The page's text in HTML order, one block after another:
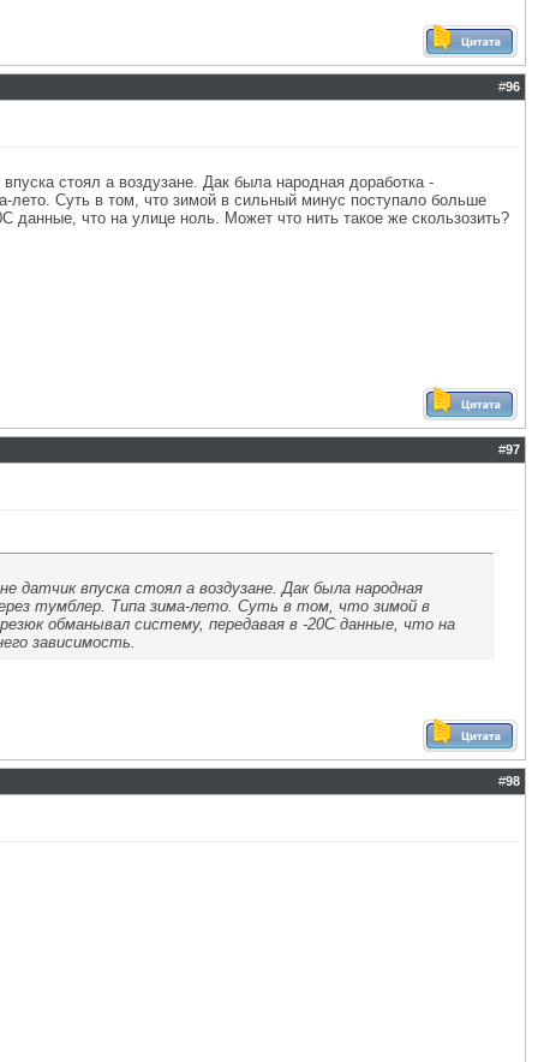
#96
стоял а воздузане. Дак была народная доработка -
лето. Суть в том, что зимой в сильный минус поступало больше
данные, что на улице ноль. Может что нить такое же скользозить?
#97
впуска стоял а воздузане. Дак была народная
тумблер. Типа зима-лето. Суть в том, что зимой в
обманывал систему, передавая в -20С данные, что на
зависимость.
#98